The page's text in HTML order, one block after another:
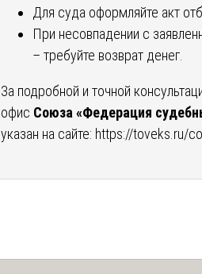
Для суда оформляйте акт
При несовпадении с
– требуйте возврат денег.
За подробной и точной
офис Союза «Федерация
указан на сайте: https://toveks.ru/